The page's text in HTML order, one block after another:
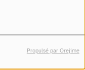
Propulsé par Orejime